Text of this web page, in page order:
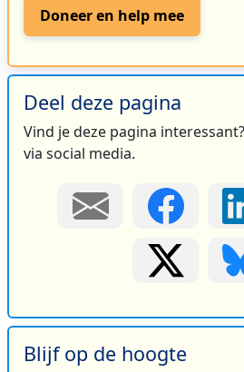
Doneer en help mee
Deel deze pagina
Vind je deze pagina
via social media.
Blijf op de hoogte